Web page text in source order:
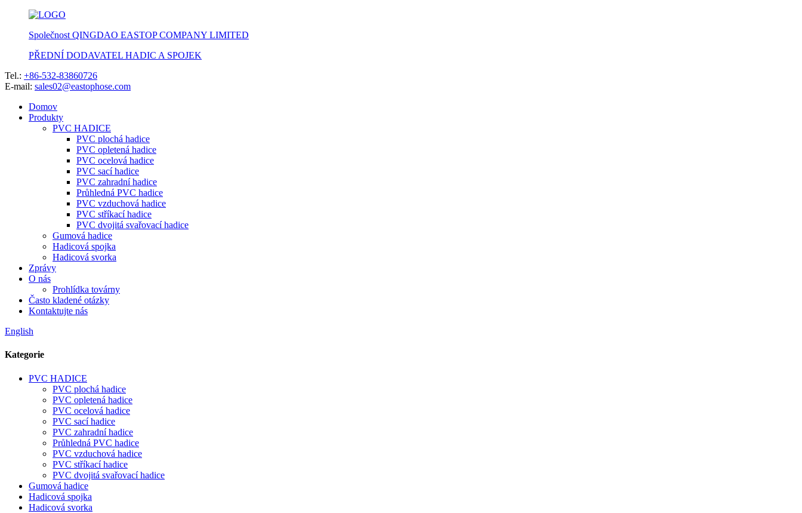
Společnost QINGDAO EASTOP COMPANY LIMITED
PŘEDNÍ DODAVATEL HADIC A SPOJEK
Tel.: +86-532-83860726
E-mail: sales02@eastophose.com
Domov
Produkty
PVC HADICE
PVC plochá hadice
PVC opletená hadice
PVC ocelová hadice
PVC sací hadice
PVC zahradní hadice
Průhledná PVC hadice
PVC vzduchová hadice
PVC stříkací hadice
PVC dvojitá svařovací hadice
Gumová hadice
Hadicová spojka
Hadicová svorka
Zprávy
O nás
Prohlídka továrny
Často kladené otázky
Kontaktujte nás
English
Kategorie
PVC HADICE
PVC plochá hadice
PVC opletená hadice
PVC ocelová hadice
PVC sací hadice
PVC zahradní hadice
Průhledná PVC hadice
PVC vzduchová hadice
PVC stříkací hadice
PVC dvojitá svařovací hadice
Gumová hadice
Hadicová spojka
Hadicová svorka